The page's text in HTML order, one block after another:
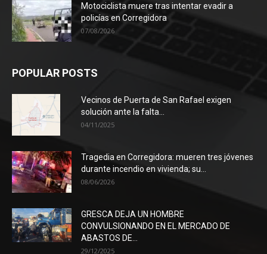
Motociclista muere tras intentar evadir a
policías en Corregidora
07/08/2026
POPULAR POSTS
Vecinos de Puerta de San Rafael exigen
solución ante la falta...
04/11/2025
Tragedia en Corregidora: mueren tres jóvenes
durante incendio en vivienda; su...
08/06/2026
GRESCA DEJA UN HOMBRE
CONVULSIONANDO EN EL MERCADO DE
ABASTOS DE...
29/12/2025